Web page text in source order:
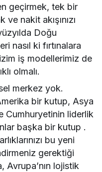
geçirmek, tek bir
ve nakit akışınızı
Doğu
nasıl ki fırtınalara
iş modellerimiz de
olmalı.
merkez yok.
bir kutup, Asya
Cumhuryetinin liderlik
başka bir kutup .
bu yeni
gerektiği
Avrupa’nın lojistik